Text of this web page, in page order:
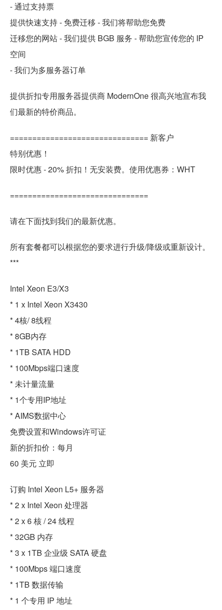
- 通过支持票
提供快速支持 - 免费迁移 - 我们将帮助您免费
迁移您的网站 - 我们提供 BGB 服务 - 帮助您宣传您的 IP
空间
- 我们为多服务器订单
提供折扣专用服务器提供商 ModernOne 很高兴地宣布我
们最新的特价商品。
=============================== 新客户
特别优惠！
限时优惠 - 20% 折扣！无安装费。使用优惠券：WHT
===============================
请在下面找到我们的最新优惠。
所有套餐都可以根据您的要求进行升级/降级或重新设计。
***
Intel Xeon E3/X3
* 1 x Intel Xeon X3430
* 4核/ 8线程
* 8GB内存
* 1TB SATA HDD
* 100Mbps端口速度
* 未计量流量
* 1个专用IP地址
* AIMS数据中心
免费设置和Windows许可证
新的折扣价：每月
60 美元 立即
订购 Intel Xeon L5+ 服务器
* 2 x Intel Xeon 处理器
* 2 x 6 核 / 24 线程
* 32GB 内存
* 3 x 1TB 企业级 SATA 硬盘
* 100Mbps 端口速度
* 1TB 数据传输
* 1 个专用 IP 地址